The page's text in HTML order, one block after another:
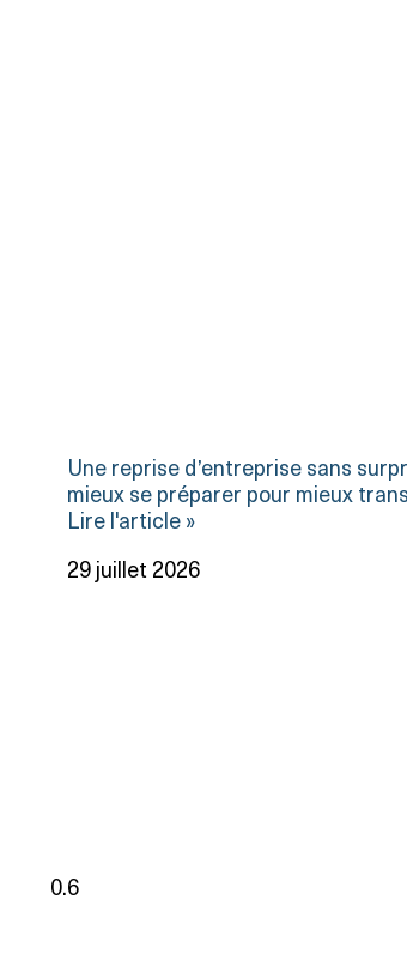
Une reprise d’entreprise sans
mieux se préparer pour mieux
Lire l'article »
29 juillet 2026